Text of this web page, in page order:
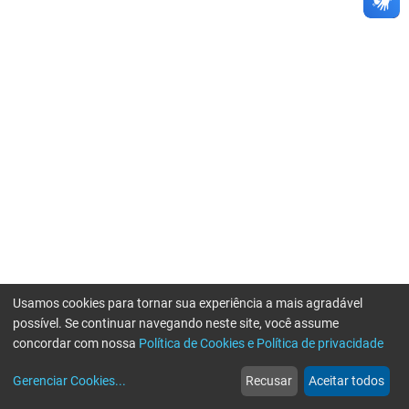
web
Notícias
more_horiz
Mais
Usamos cookies para tornar sua experiência a mais agradável
possível. Se continuar navegando neste site, você assume
concordar com nossa Política de Cookies e Política de privacidade
Gerenciar Cookies... Recusar Aceitar todos